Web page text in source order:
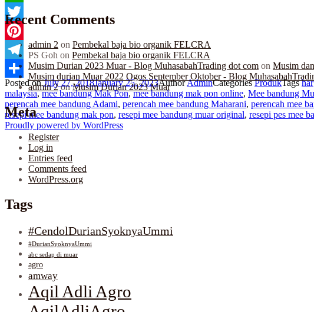
Recent Comments
admin 2 on Pembekal baja bio organik FELCRA
PS Goh on Pembekal baja bio organik FELCRA
Musim Durian 2023 Muar - Blog MuhasabahTrading dot com on Musim
Musim durian Muar 2022 Ogos September Oktober - Blog
admin 2onMusim Durian 2023 Muar
Meta
Register
Log in
Entries feed
Comments feed
WordPress.org
Tags
#CendolDurianSyoknyaUmmi
#DurianSyoknyaUmmi
abc sedap di muar
agro
amway
Aqil Adli Agro
WhatsApp
Twitter
Pinterest
Telegram
Share
Posted onJuly 27, 2018January 25, 2023AuthorAdminCategoriesProdukTags
malaysia,mee bandung Mak Pon,mee bandung mak pon online, Mee bandung
perencah mee bandung Adami, perencah mee bandung Maharani, perencah mee
resepi mee bandung mak pon, resepi mee bandung muar original, resepi pes mee
Proudly powered by WordPress